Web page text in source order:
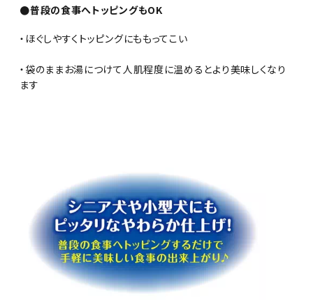
●普段の食事へトッピングもOK
・ほぐしやすくトッピングにももってこい
・袋のままお湯につけて人肌程度に温めるとより美味しくなり
ます